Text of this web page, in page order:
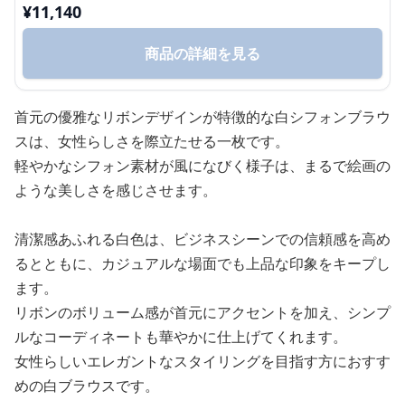
¥11,140
商品の詳細を見る
首元の優雅なリボンデザインが特徴的な白シフォンブラウ
スは、女性らしさを際立たせる一枚です。
軽やかなシフォン素材が風になびく様子は、まるで絵画の
ような美しさを感じさせます。
清潔感あふれる白色は、ビジネスシーンでの信頼感を高め
るとともに、カジュアルな場面でも上品な印象をキープし
ます。
リボンのボリューム感が首元にアクセントを加え、シンプ
ルなコーディネートも華やかに仕上げてくれます。
女性らしいエレガントなスタイリングを目指す方におすす
めの白ブラウスです。